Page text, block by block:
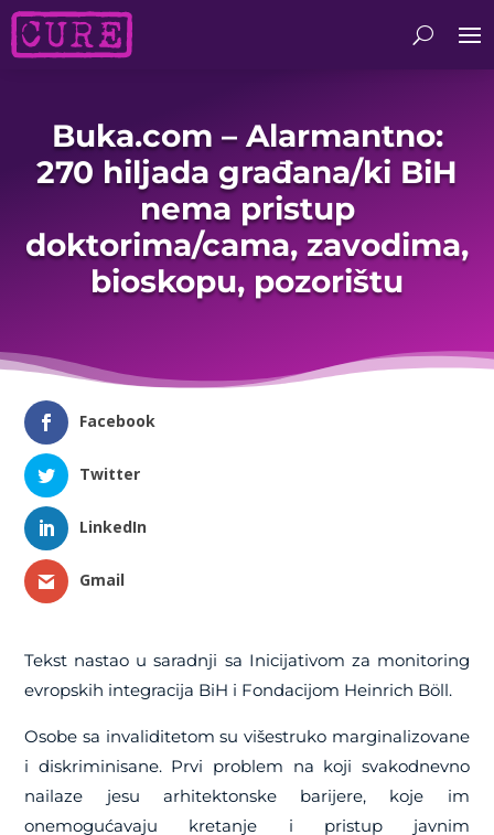
Buka.com – Alarmantno:
270 hiljada građana/ki BiH
nema pristup
doktorima/cama, zavodima,
bioskopu, pozorištu
Facebook
Twitter
LinkedIn
Gmail
Tekst nastao u saradnji sa Inicijativom za monitoring
evropskih integracija BiH i Fondacijom Heinrich Böll.
Osobe sa invaliditetom su višestruko marginalizovane
i diskriminisane. Prvi problem na koji svakodnevno
nailaze jesu arhitektonske barijere, koje im
onemogućavaju kretanje i pristup javnim